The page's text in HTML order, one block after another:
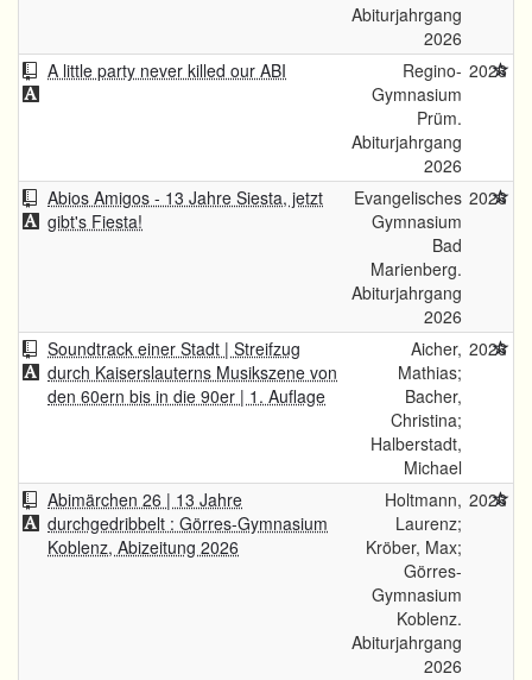
Abiturjahrgang
2026
A little party never killed our ABI
Regino-
Gymnasium
Prüm.
Abiturjahrgang
2026
2026
Abios Amigos - 13 Jahre Siesta, jetzt
gibt's Fiesta!
Evangelisches
Gymnasium
Bad
Marienberg.
Abiturjahrgang
2026
2026
Soundtrack einer Stadt | Streifzug
durch Kaiserslauterns Musikszene von
den 60ern bis in die 90er | 1. Auflage
Aicher,
Mathias;
Bacher,
Christina;
Halberstadt,
Michael
2026
Abimärchen 26 | 13 Jahre
durchgedribbelt : Görres-Gymnasium
Koblenz, Abizeitung 2026
Holtmann,
Laurenz;
Kröber, Max;
Görres-
Gymnasium
Koblenz.
Abiturjahrgang
2026
2026